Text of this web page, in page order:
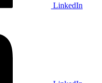
LinkedIn